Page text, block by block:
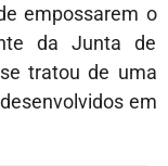
empossarem o
da Junta de
tratou de uma
em